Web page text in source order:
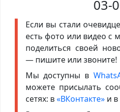
03-
Если вы стали
есть фото или видео с
поделиться своей
— пишите или звоните!
Мы доступны в
можете присылать
сетях: в«ВКонтакте»и в